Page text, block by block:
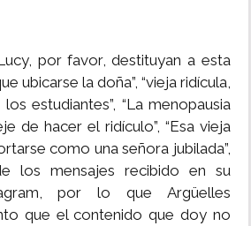
por favor, destituyan a esta
ubicarse la doña”, “vieja ridícula,
estudiantes”, “La menopausia
de hacer el ridículo”, “Esa vieja
como una señora jubilada”,
los mensajes recibido en su
por lo que Argüelles
que el contenido que doy no